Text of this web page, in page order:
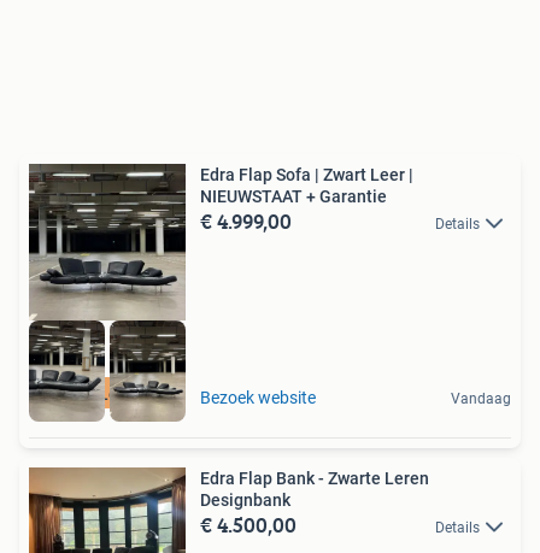
Gratis Levering
Edra Flap Sofa | Zwart Leer |
NIEUWSTAAT + Garantie
€ 4.999,00 Details
Bezoek website Vandaag
Edra Flap Bank - Zwarte Leren
Designbank
€ 4.500,00 Details